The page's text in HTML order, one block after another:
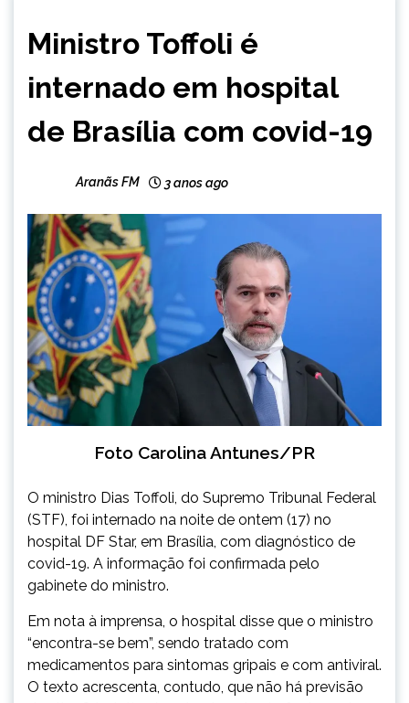
NOTÍCIAS
Ministro Toffoli é
internado em hospital
de Brasília com covid-19
Aranãs FM 3 anos ago
Foto Carolina Antunes/PR
O ministro Dias Toffoli, do Supremo Tribunal Federal
(STF), foi internado na noite de ontem (17) no
hospital DF Star, em Brasília, com diagnóstico de
covid-19. A informação foi confirmada pelo
gabinete do ministro.
Em nota à imprensa, o hospital disse que o ministro
“encontra-se bem”, sendo tratado com
medicamentos para sintomas gripais e com antiviral.
O texto acrescenta, contudo, que não há previsão